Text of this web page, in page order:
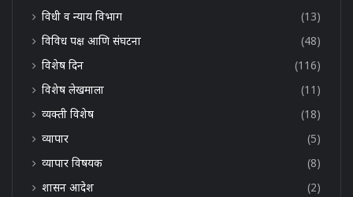
विधी व न्याय विभाग
(13)
विविध पक्ष आणि संघटना
(48)
विशेष दिन
(116)
विशेष लेखमाला
(11)
व्यक्ती विशेष
(18)
व्यापार
(5)
व्यापार विषयक
(8)
शासन आदेश
(2)